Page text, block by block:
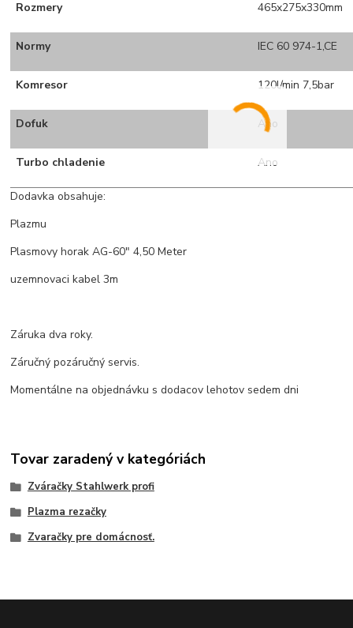
Rozmery 465x275x330mm
Normy IEC 60 974-1,CE
Komresor 120l/min 7,5bar
Dofuk Ano
Turbo chladenie Ano
Dodavka obsahuje:
Plazmu
Plasmovy horak AG-60" 4,50 Meter
uzemnovaci kabel 3m
Záruka dva roky.
Záručný pozáručný servis.
Momentálne na objednávku s dodacov lehotov sedem dni
Tovar zaradený v kategóriách
Zváračky Stahlwerk profi
Plazma rezačky
Zvaračky pre domácnosť.